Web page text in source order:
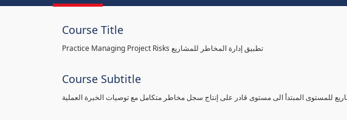
Course Title
Practice Managing Project Risks تطبيق إدارة المخاطر للمشاريع
Course Subtitle
للمستوى المبتدأ الى مستوى قادر على إنتاج سجل مخاطر متكامل مع توصيات الخبرة العملية